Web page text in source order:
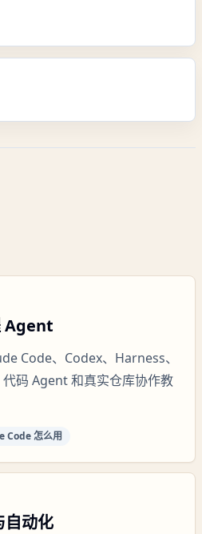
Agent
Code、Codex、Harness、
码 Agent 和真实仓库协作教
Code 怎么用
动化